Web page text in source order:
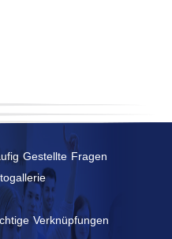
Gestellte Fragen
Verknüpfungen